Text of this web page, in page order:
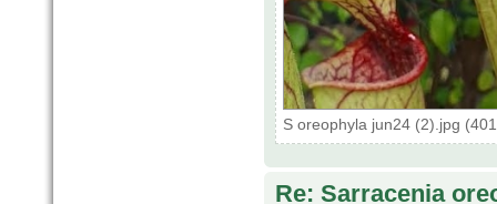
S oreophyla jun24 (2).jpg
Re: Sarracenia